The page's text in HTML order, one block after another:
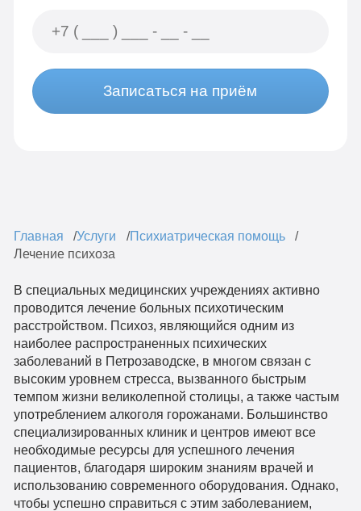
Записаться на приём
Главная Услуги
Психиатрическая помощь
Лечение психоза
В специальных медицинских учреждениях активно
проводится лечение больных психотическим
расстройством. Психоз, являющийся одним из
наиболее распространенных психических
заболеваний в Петрозаводске, в многом связан с
высоким уровнем стресса, вызванного быстрым
темпом жизни великолепной столицы, а также частым
употреблением алкоголя горожанами. Большинство
специализированных клиник и центров имеют все
необходимые ресурсы для успешного лечения
пациентов, благодаря широким знаниям врачей и
использованию современного оборудования. Однако,
чтобы успешно справиться с этим заболеванием,